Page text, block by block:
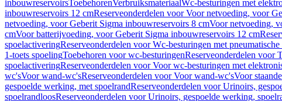
inbouwreservoirsToebehorenVerbruiksmateriaalWc-besturingen met
inbouwreservoirs 12 cmReserveonderdelen voor Voor netvoeding, voor
netvoeding, voor Geberit Sigma inbouwreservoirs 8 cmVoor netvoeding,
cmVoor batterijvoeding, voor Geberit Sigma inbouwreservoirs 12 cm
spoelactiveringReserveonderdelen voor Wc-besturingen met
1-toets spoelingToebehoren voor wc-besturingenReserveonderdelen voor
spoelactiveringReserveonderdelen voor Voor wc-besturingen met
wc'sVoor wand-wc'sReserveonderdelen voor Voor wand-wc'sVoor
gespoelde werking, met spoelrandReserveonderdelen voor Urinoirs,
spoelrandloosReserveonderdelen voor Urinoirs, gespoelde werking,